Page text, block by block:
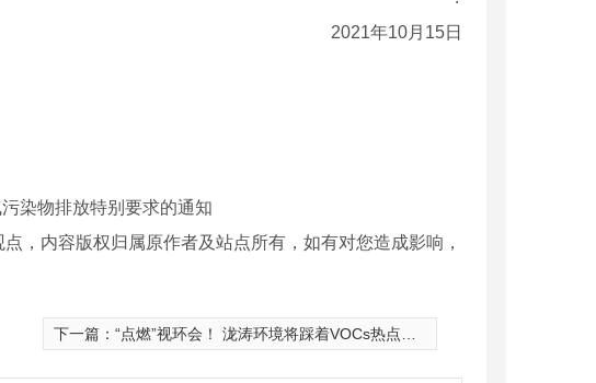
2021年10月15日
染物排放特别要求的通知
，内容版权归属原作者及站点所有，如有对您造成影响，
下一篇： “点燃”视环会！ 泷涛环境将踩着VOCs热点登场